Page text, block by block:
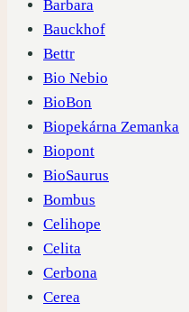
Barbara
Bauckhof
Bettr
Bio Nebio
BioBon
Biopekárna Zemanka
Biopont
BioSaurus
Bombus
Celihope
Celita
Cerbona
Cerea